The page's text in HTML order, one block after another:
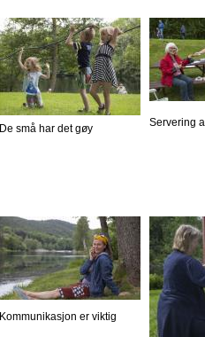
De små har det gøy Servering
Kommunikasjon er viktig